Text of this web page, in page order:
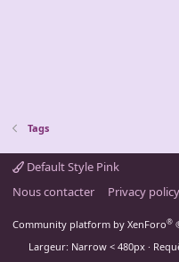
Tags
Default Style Pink
Nous contacter
Privacy policy
Community platform by XenForo®
Largeur